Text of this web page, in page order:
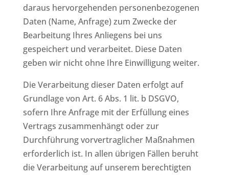
daraus hervorgehenden personenbezogenen
Daten (Name, Anfrage) zum Zwecke der
Bearbeitung Ihres Anliegens bei uns
gespeichert und verarbeitet. Diese Daten
geben wir nicht ohne Ihre Einwilligung weiter.
Die Verarbeitung dieser Daten erfolgt auf
Grundlage von Art. 6 Abs. 1 lit. b DSGVO,
sofern Ihre Anfrage mit der Erfüllung eines
Vertrags zusammenhängt oder zur
Durchführung vorvertraglicher Maßnahmen
erforderlich ist. In allen übrigen Fällen beruht
die Verarbeitung auf unserem berechtigten